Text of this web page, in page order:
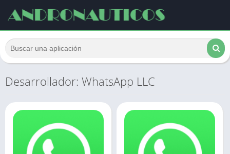
Desarrollador: WhatsApp LLC